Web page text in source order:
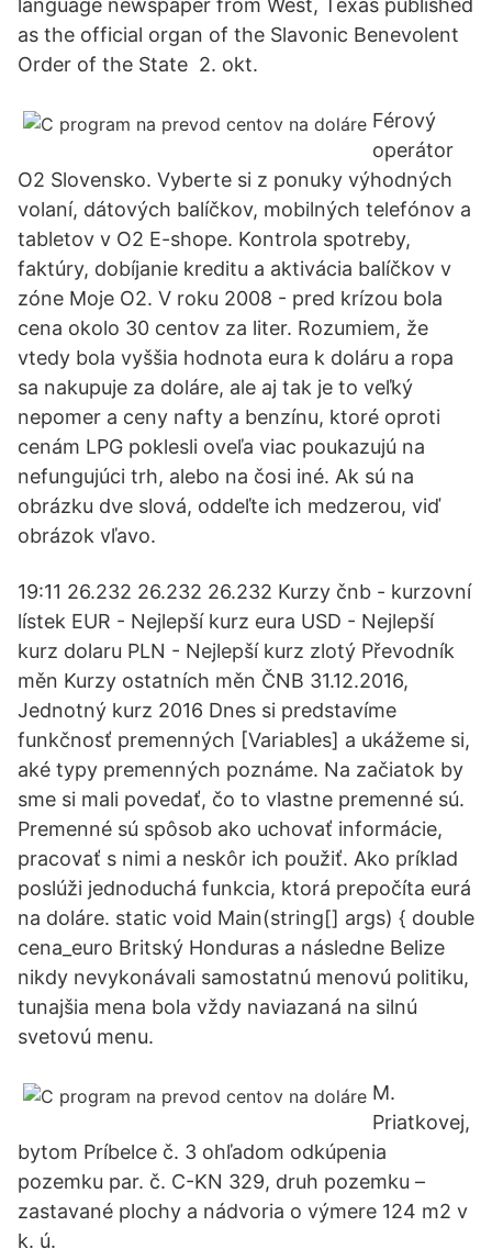
language newspaper from West, Texas published
as the official organ of the Slavonic Benevolent
Order of the State 2. okt.
Férový
operátor
O2 Slovensko. Vyberte si z ponuky výhodných
volaní, dátových balíčkov, mobilných telefónov a
tabletov v O2 E-shope. Kontrola spotreby,
faktúry, dobíjanie kreditu a aktivácia balíčkov v
zóne Moje O2. V roku 2008 - pred krízou bola
cena okolo 30 centov za liter. Rozumiem, že
vtedy bola vyššia hodnota eura k doláru a ropa
sa nakupuje za doláre, ale aj tak je to veľký
nepomer a ceny nafty a benzínu, ktoré oproti
cenám LPG poklesli oveľa viac poukazujú na
nefungujúci trh, alebo na čosi iné. Ak sú na
obrázku dve slová, oddeľte ich medzerou, viď
obrázok vľavo.
19:11 26.232 26.232 26.232 Kurzy čnb - kurzovní
lístek EUR - Nejlepší kurz eura USD - Nejlepší
kurz dolaru PLN - Nejlepší kurz zlotý Převodník
měn Kurzy ostatních měn ČNB 31.12.2016,
Jednotný kurz 2016 Dnes si predstavíme
funkčnosť premenných [Variables] a ukážeme si,
aké typy premenných poznáme. Na začiatok by
sme si mali povedať, čo to vlastne premenné sú.
Premenné sú spôsob ako uchovať informácie,
pracovať s nimi a neskôr ich použiť. Ako príklad
poslúži jednoduchá funkcia, ktorá prepočíta eurá
na doláre. static void Main(string[] args) { double
cena_euro Britský Honduras a následne Belize
nikdy nevykonávali samostatnú menovú politiku,
tunajšia mena bola vždy naviazaná na silnú
svetovú menu.
M.
Priatkovej,
bytom Príbelce č. 3 ohľadom odkúpenia
pozemku par. č. C-KN 329, druh pozemku –
zastavané plochy a nádvoria o výmere 124 m2 v
k. ú.